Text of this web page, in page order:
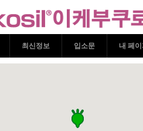
화점 이케부
로최신정보 입소문 내 페이